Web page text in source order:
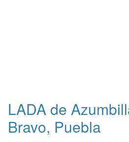
LADA de
Bravo, Puebla